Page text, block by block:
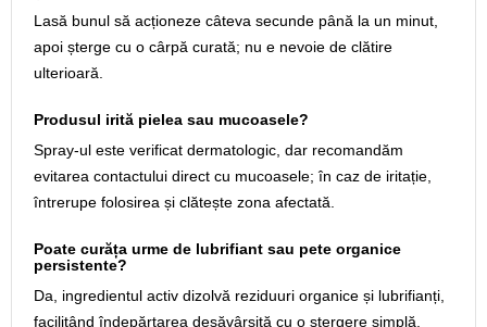
Lasă bunul să acționeze câteva secunde până la un minut,
apoi șterge cu o cârpă curată; nu e nevoie de clătire
ulterioară.
Produsul irită pielea sau mucoasele?
Spray-ul este verificat dermatologic, dar recomandăm
evitarea contactului direct cu mucoasele; în caz de iritație,
întrerupe folosirea și clătește zona afectată.
Poate curăța urme de lubrifiant sau pete organice
persistente?
Da, ingredientul activ dizolvă reziduuri organice și lubrifianți,
facilitând îndepărtarea desăvârșită cu o ștergere simplă.